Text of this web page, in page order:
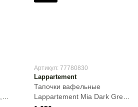
Артикул: 77780830
Lappartement
Тапочки вафельные
Lappartement Mia Dark Grey,